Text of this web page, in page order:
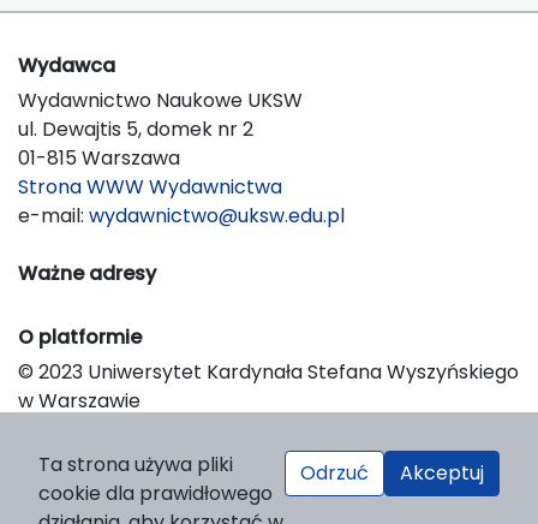
Wydawca
Wydawnictwo Naukowe UKSW
ul. Dewajtis 5, domek nr 2
01-815 Warszawa
Strona WWW Wydawnictwa
e-mail: wydawnictwo@uksw.edu.pl
Ważne adresy
O platformie
© 2023 Uniwersytet Kardynała Stefana Wyszyńskiego
w Warszawie
Platform & Workflow by OJS/PKP
Ta strona używa pliki
cookie dla prawidłowego
Odrzuć Akceptuj